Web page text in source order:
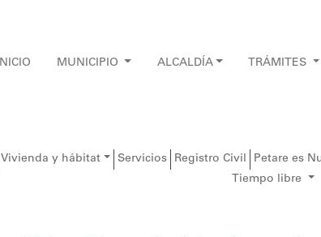
INICIO MUNICIPIO ALCALDÍA TRÁMITES
Vivienda y hábitat Servicios Registro Civil Petare es
Tiempo libre